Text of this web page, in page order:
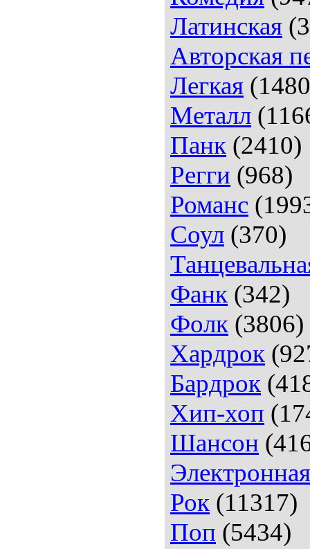
Латинская
Авторская
Легкая
Металл
Панк (2410)
Регги (968)
Романс
Соул (370)
Фанк (342)
Фолк (3806)
Хардрок
Бардрок
Хип-хоп
Шансон
Электронная
Рок (11317)
Поп (5434)